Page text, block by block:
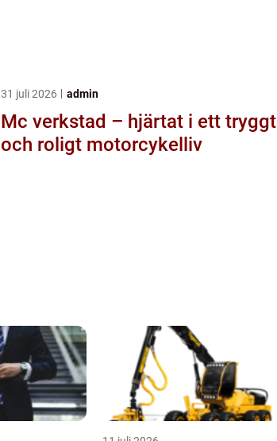
31 juli 2026 admin
Mc verkstad – hjärtat i ett tryggt
och roligt motorcykelliv